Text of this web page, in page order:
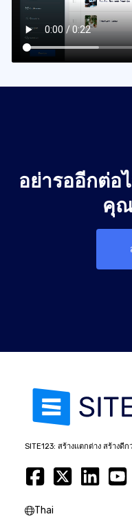
อย่ารออีกต่อ
คุ
SITE123: สร้างแตกต่าง สร้างดีก
Thai